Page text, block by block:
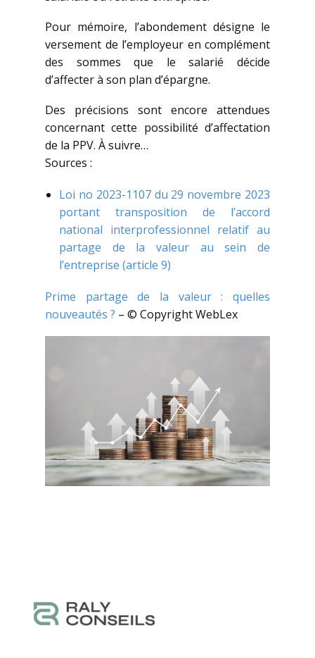
Pour mémoire, l’abondement désigne le
versement de l’employeur en complément
des sommes que le salarié décide
d’affecter à son plan d’épargne.
Des précisions sont encore attendues
concernant cette possibilité d’affectation
de la PPV. À suivre…
Sources :
Loi no 2023-1107 du 29 novembre 2023
portant transposition de l’accord
national interprofessionnel relatif au
partage de la valeur au sein de
l’entreprise (article 9)
Prime partage de la valeur : quelles
nouveautés ? – © Copyright WebLex